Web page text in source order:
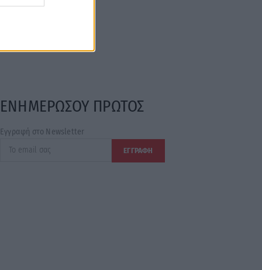
ΕΝΗΜΕΡΩΣΟΥ ΠΡΩΤΟΣ
Εγγραφή στο Newsletter